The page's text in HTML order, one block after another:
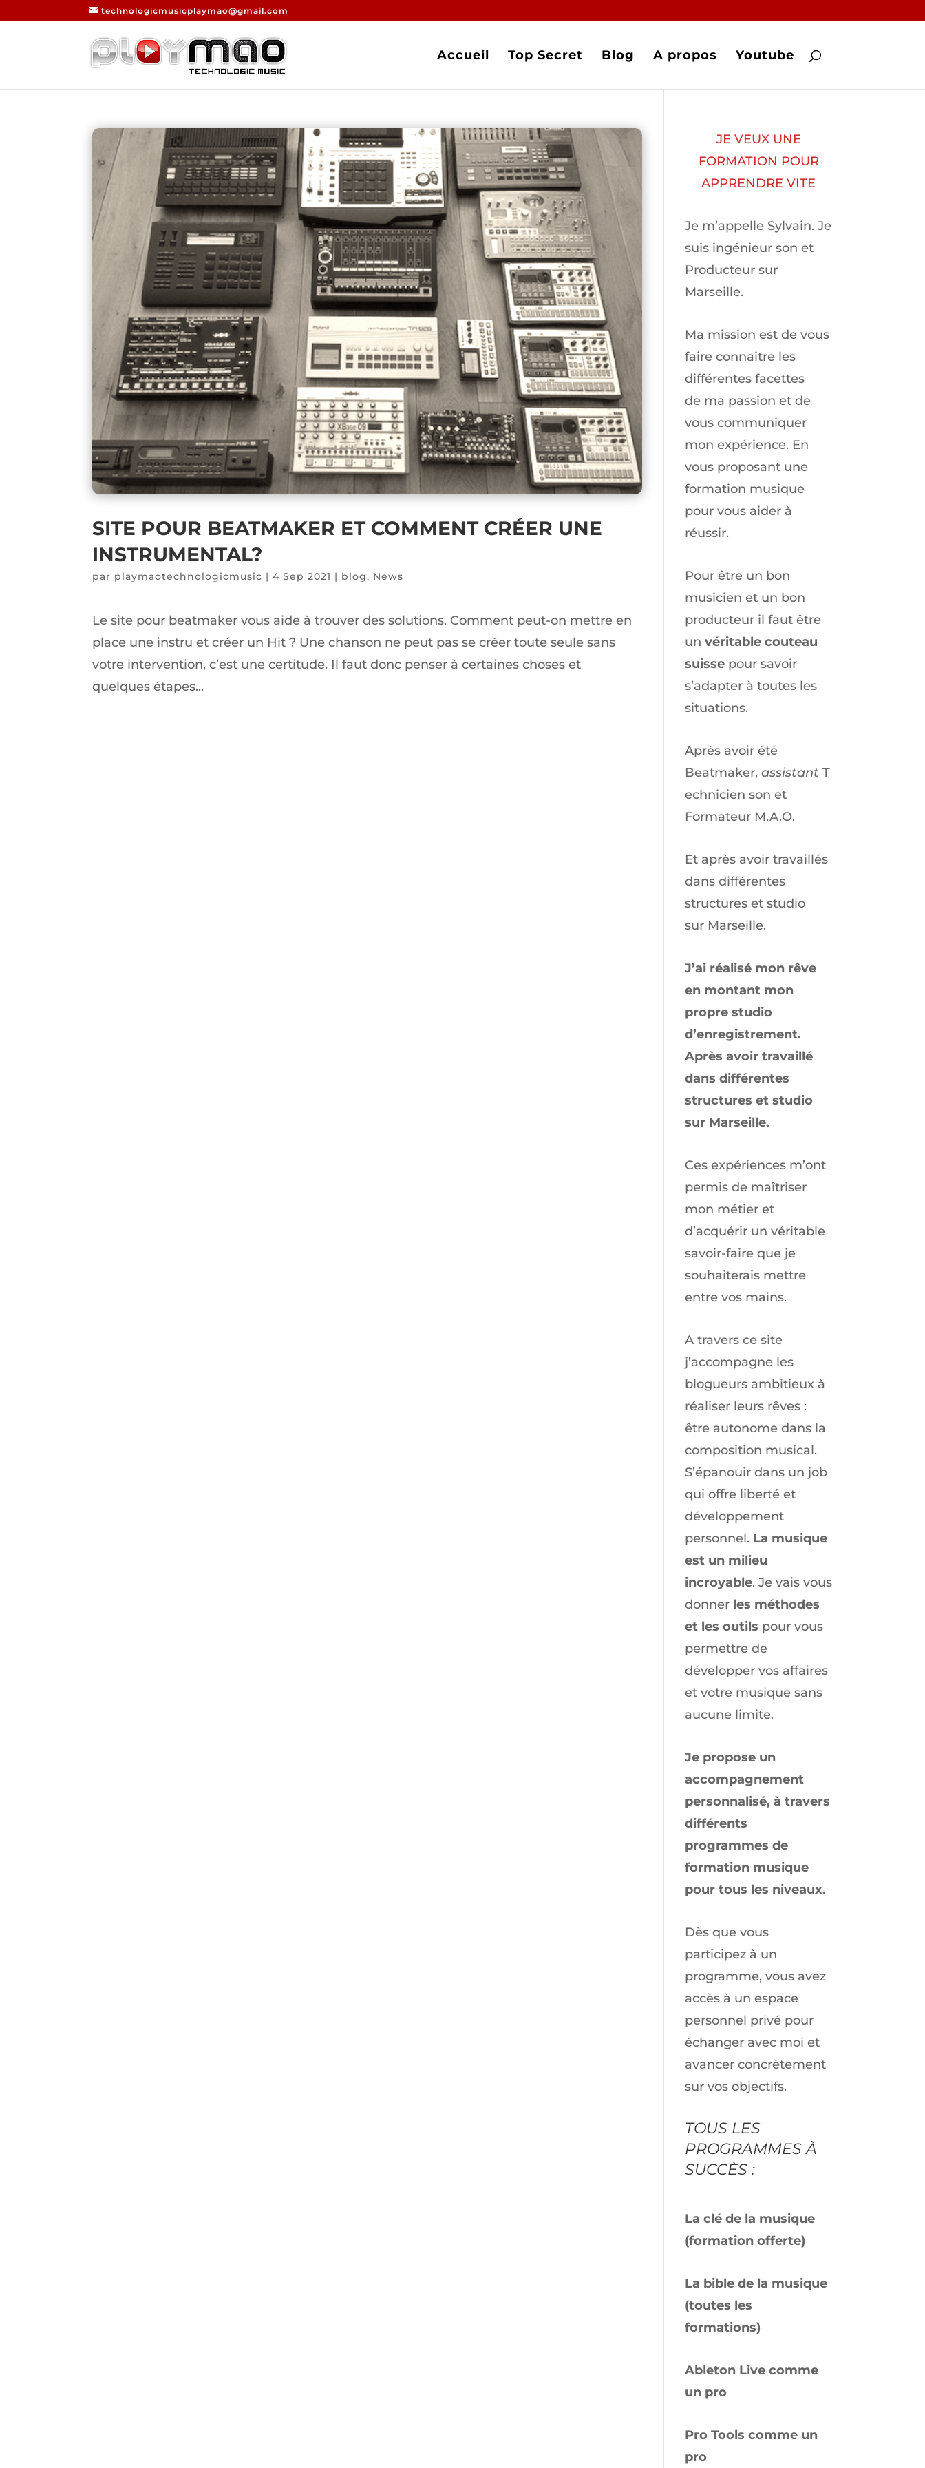
technologicmusicplaymao@gmail.com
Accueil Top Secret Blog A propos Youtube
SITE POUR BEATMAKER ET COMMENT CRÉER UNE
INSTRUMENTAL?
par playmaotechnologicmusic |4 Sep 2021 | blog, News
Le site pour beatmaker vous aide à trouver des solutions. Comment peut-on mettre en
place une instru et créer un Hit ? Une chanson ne peut pas se créer toute seule sans
votre intervention, c’est une certitude. Il faut donc penser à certaines choses et
quelques étapes...
JE VEUX UNE
FORMATION POUR
APPRENDRE VITE
Je m’appelle Sylvain. Je
suis ingénieur son et
Producteur sur
Marseille.
Ma mission est de vous
faire connaitre les
différentes facettes
de ma passion et de
vous communiquer
mon expérience. En
vous proposant une
formation musique
pour vous aider à
réussir.
Pour être un bon
musicien et un bon
producteur il faut être
un véritable couteau
suissepour savoir
s’adapter à toutes les
situations.
Après avoir été
Beatmaker, assistant T
echnicien son et
Formateur M.A.O.
Et après avoir travaillés
dans différentes
structures et studio
sur Marseille.
J’ai réalisé mon rêve
en montant mon
propre studio
d’enregistrement.
Après avoir travaillé
dans différentes
structures et studio
sur Marseille.
Ces expériences m’ont
permis de maîtriser
mon métier et
d’acquérir un véritable
savoir-faire que je
souhaiterais mettre
entre vos mains.
A travers ce site
j’accompagne les
blogueurs ambitieux à
réaliser leurs rêves :
être autonome dans la
composition musical.
S’épanouir dans un job
qui offre liberté et
développement
personnel. La musique
est un milieu
incroyable. Je vais vous
donner les méthodes
et les outils pour vous
permettre de
développer vos affaires
et votre musique sans
aucune limite.
Je propose un
accompagnement
personnalisé, à travers
différents
programmes de
formation musique
pour tous les niveaux.
Dès que vous
participez à un
programme, vous avez
accès à un espace
personnel privé pour
échanger avec moi et
avancer concrètement
sur vos objectifs.
TOUS LES
PROGRAMMES À
SUCCÈS :
La clé de la musique
(formation offerte)
La bible de la musique
(toutes les
formations)
Ableton Live comme
un pro
Pro Tools comme un
pro